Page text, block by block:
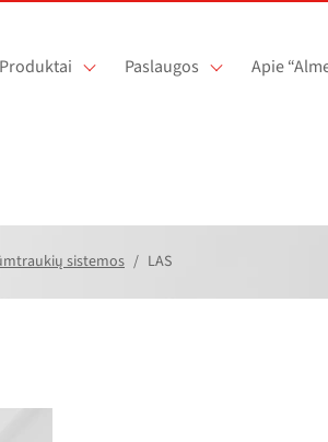
Produktai Paslaugos Apie
sistemos LAS